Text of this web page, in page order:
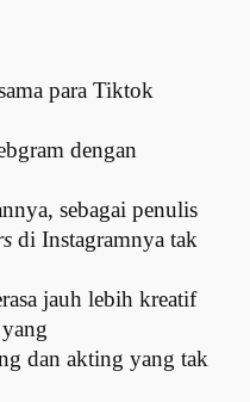
para Tiktok
dengan
sebagai penulis
di Instagramnya tak
jauh lebih kreatif
dan akting yang tak